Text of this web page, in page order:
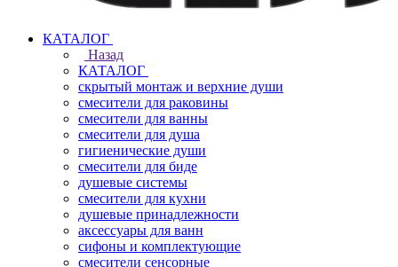
КАТАЛОГ
Назад
КАТАЛОГ
скрытый монтаж и верхние души
смесители для раковины
смесители для ванны
смесители для душа
гигиенические души
смесители для биде
душевые системы
смесители для кухни
душевые принадлежности
аксессуары для ванн
сифоны и комплектующие
смесители сенсорные